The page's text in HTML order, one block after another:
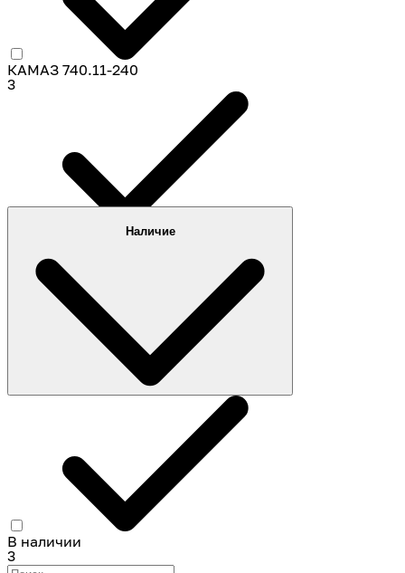
65117
КАМАЗ 740.11-240
3
КАМАЗ 740.13-260Наличие
В наличии
3